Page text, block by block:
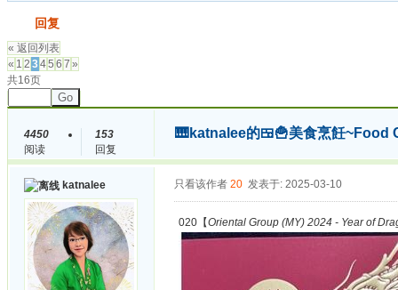
回复
« 返回列表
« 1 2 345 6 7 »
共16页
Go
4450
阅读
153
回复
🎹katnalee的🍱🍟美食烹飪~Food
katnalee 只看该作者 20 发表于: 2025-03-10
020【Oriental Group (MY) 2024 - Year of